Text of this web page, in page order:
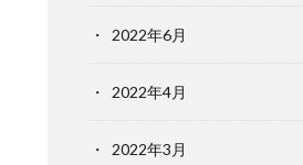
2022年6月
2022年4月
2022年3月